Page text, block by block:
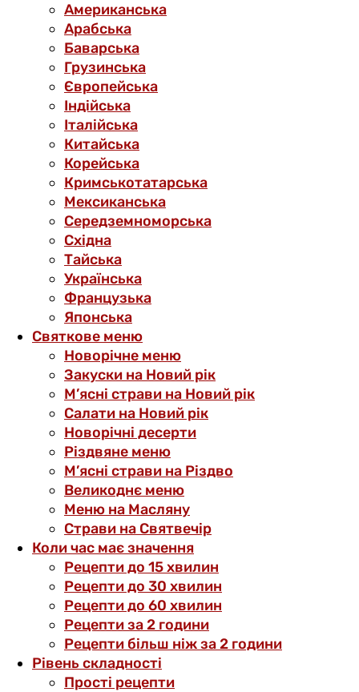
Американська
Арабська
Баварська
Грузинська
Європейська
Індійська
Італійська
Китайська
Корейська
Кримськотатарська
Мексиканська
Середземноморська
Східна
Тайська
Українська
Французька
Японська
Святкове меню
Новорічне меню
Закуски на Новий рік
М’ясні страви на Новий рік
Салати на Новий рік
Новорічні десерти
Різдвяне меню
М’ясні страви на Різдво
Великоднє меню
Меню на Масляну
Страви на Святвечір
Коли час має значення
Рецепти до 15 хвилин
Рецепти до 30 хвилин
Рецепти до 60 хвилин
Рецепти за 2 години
Рецепти більш ніж за 2 години
Рівень складності
Прості рецепти